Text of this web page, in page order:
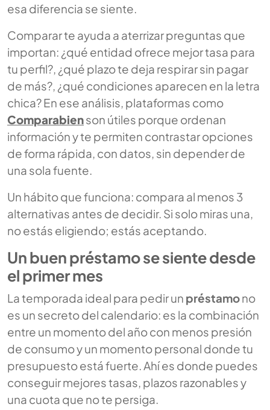
esa diferencia se siente.
Comparar te ayuda a aterrizar preguntas que
importan: ¿qué entidad ofrece mejor tasa para
tu perfil?, ¿qué plazo te deja respirar sin pagar
de más?, ¿qué condiciones aparecen en la letra
chica? En ese análisis, plataformas como
Comparabienson útiles porque ordenan
información y te permiten contrastar opciones
de forma rápida, con datos, sin depender de
una sola fuente.
Un hábito que funciona: compara al menos 3
alternativas antes de decidir. Si solo miras una,
no estás eligiendo; estás aceptando.
Un buen préstamo se siente desde
el primer mes
La temporada ideal para pedir un préstamono
es un secreto del calendario: es la combinación
entre un momento del año con menos presión
de consumo y un momento personal donde tu
presupuesto está fuerte. Ahí es donde puedes
conseguir mejores tasas, plazos razonables y
una cuota que no te persiga.